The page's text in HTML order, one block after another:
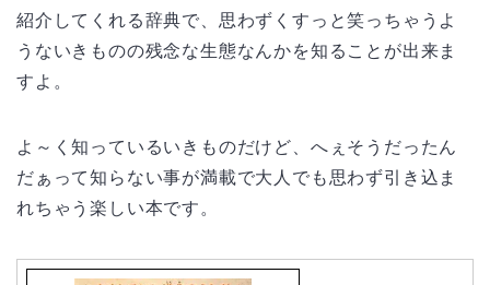
紹介してくれる辞典で、思わずくすっと笑っちゃうよ
うないきものの残念な生態なんかを知ることが出来ま
すよ。
よ～く知っているいきものだけど、へぇそうだったん
だぁって知らない事が満載で大人でも思わず引き込ま
れちゃう楽しい本です。